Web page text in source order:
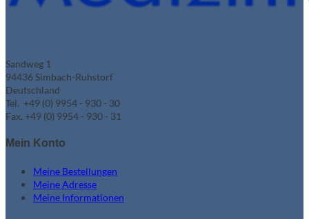
Sandweg 1
94436 Simbach-Ruhstorf
Deutschland
Tel. +49 (0) 9954 - 930 - 30
Fax. +49 (0) 9954 - 930 - 31
Mein Konto
Meine Bestellungen
Meine Adresse
Meine Informationen